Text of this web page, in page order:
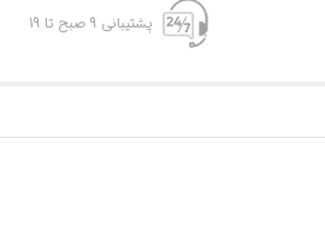
پشتیبانی 9 صبح تا 19